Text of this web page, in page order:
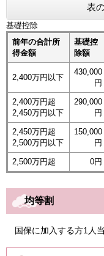
表
基礎控除
前年の合計所
得金額
基礎控
除額
2,400万円以下
430,000
円
2,400万円超
2,450万円以下
290,000
円
2,450万円超
2,500万円以下
150,000
円
2,500万円超 0円
均等割
国保に加入する方1人